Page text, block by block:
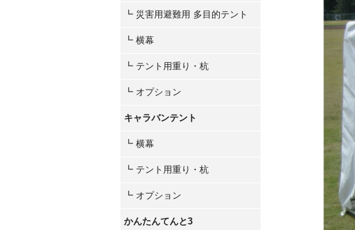
┗ 災害用避難用 多目的テント
┗ 横幕
┗ テント用重り・杭
┗ オプション
キャラバンテント
┗ 横幕
┗ テント用重り・杭
┗ オプション
かんたんてんと3